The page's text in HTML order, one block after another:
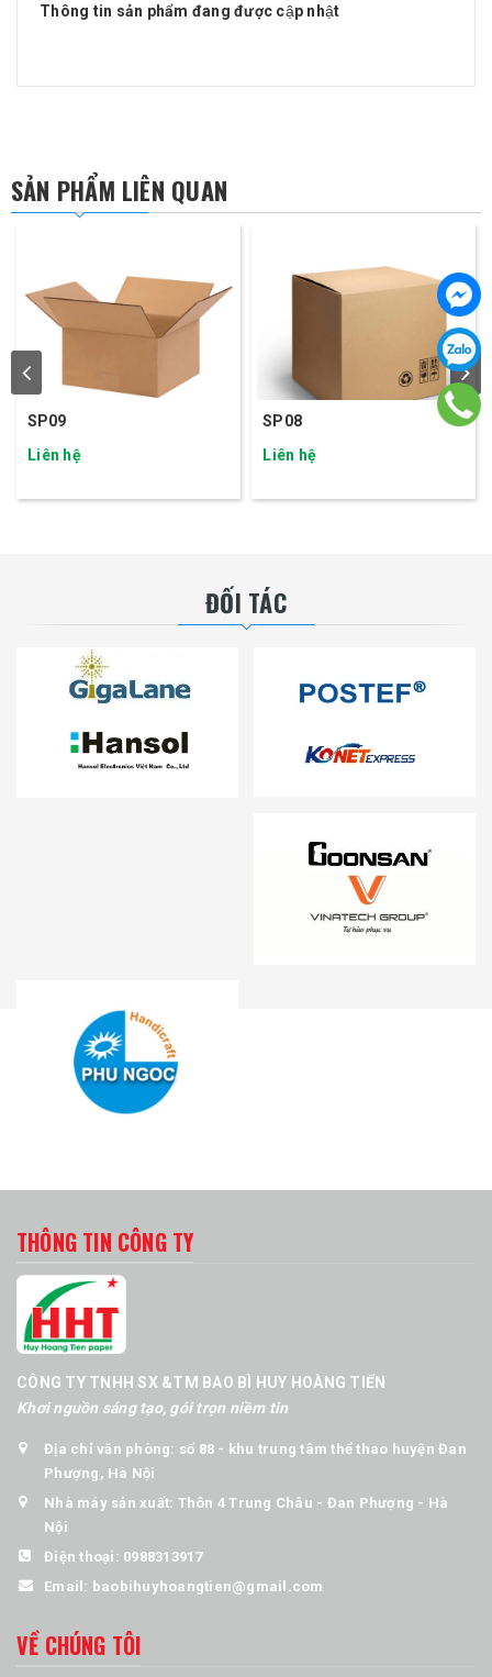
Thông tin sản phẩm đang được cập nhật
SẢN PHẨM LIÊN QUAN
SP09
Liên hệ
SP08
Liên hệ
ĐỐI TÁC
THÔNG TIN CÔNG TY
CÔNG TY TNHH SX &TM BAO BÌ HUY HOÀNG TIẾN
Khơi nguồn sáng tạo, gói trọn niềm tin
Địa chỉ văn phòng: số 88 - khu trung tâm thể thao huyện Đan
Phượng, Hà Nội
Nhà máy sản xuất: Thôn 4 Trung Châu - Đan Phượng - Hà
Nội
Điện thoại: 0988313917
Email: baobihuyhoangtien@gmail.com
VỀ CHÚNG TÔI